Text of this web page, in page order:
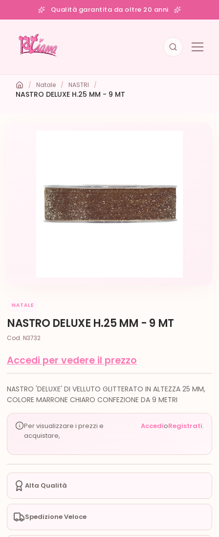
Qualità garantita da oltre 20 anni
/ Natale / NASTRI /
NASTRO DELUXE H.25 MM - 9 MT
NATALE
NASTRO DELUXE H.25 MM - 9 MT
Cod. N3732
Accedi per vedere il prezzo
NASTRO 'DELUXE' DI VELLUTO GLITTERATO IN ALTEZZA 25 MM,
COLORE MARRONE CHIARO CONFEZIONE DA 9 METRI
Per visualizzare i prezzi e
acquistare,
AccedioRegistrati.
Alta Qualità
Spedizione Veloce